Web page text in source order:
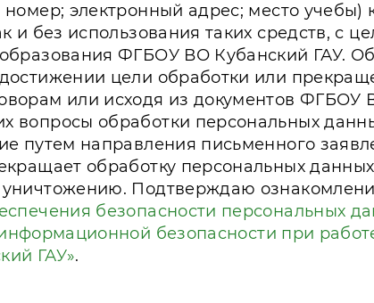
электронный адрес; место учебы)
и без использования таких средств, с
ФГБОУ ВО Кубанский ГАУ.
цели обработки или
или исходя из документов ФГБОУ
вопросы обработки персональных
путем направления письменного
обработку персональных
Подтверждаю
безопасности персональных
безопасности при
ГАУ».